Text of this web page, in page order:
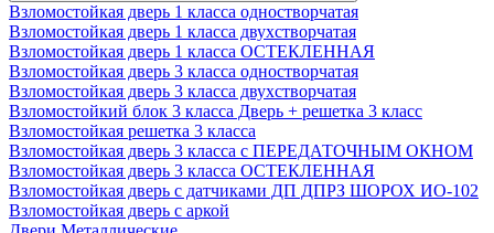
Взломостойкая дверь 1 класса одностворчатая
Взломостойкая дверь 1 класса двухстворчатая
Взломостойкая дверь 1 класса ОСТЕКЛЕННАЯ
Взломостойкая дверь 3 класса одностворчатая
Взломостойкая дверь 3 класса двухстворчатая
Взломостойкий блок 3 класса Дверь + решетка 3 класс
Взломостойкая решетка 3 класса
Взломостойкая дверь 3 класса с ПЕРЕДАТОЧНЫМ ОКНОМ
Взломостойкая дверь 3 класса ОСТЕКЛЕННАЯ
Взломостойкая дверь с датчиками ДП ДПРЗ ШОРОХ ИО-102
Взломостойкая дверь с аркой